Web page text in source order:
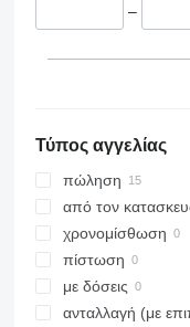
–
Τύπος αγγελίας
πώληση
από τον
χρονομίσθωση
πίστωση
με δόσεις
ανταλλαγή (με